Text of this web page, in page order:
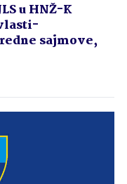
u HNŽ-K
sajmove,